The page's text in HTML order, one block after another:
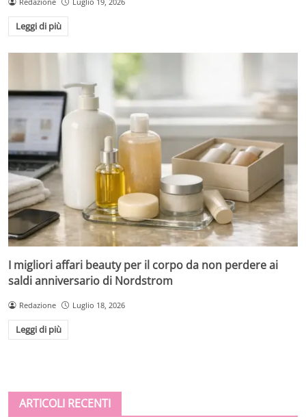
Leggi di più
I migliori affari beauty per il corpo da non perdere ai
saldi anniversario di Nordstrom
Redazione Luglio 18, 2026
Leggi di più
ARTICOLI RECENTI